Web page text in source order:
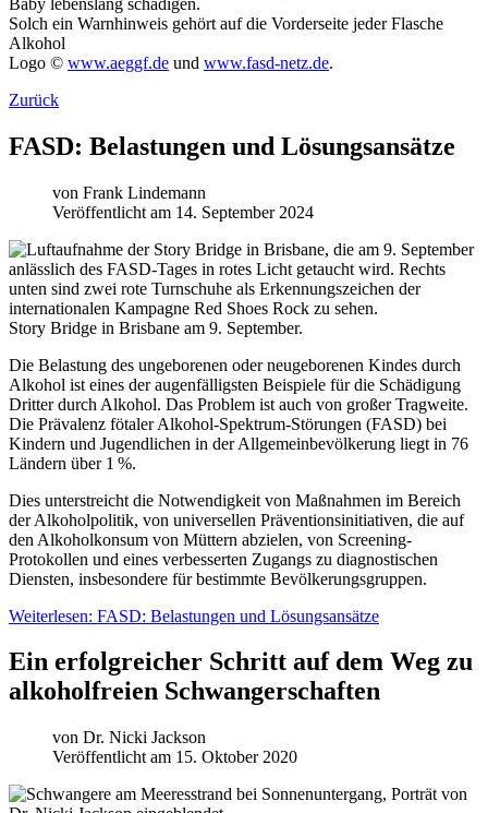
Solch ein Warnhinweis gehört auf die Vorderseite jeder Flasche
Alkohol
Logo © www.aeggf.de und www.fasd-netz.de.
Zurück
FASD: Belastungen und Lösungsansätze
von Frank Lindemann
Veröffentlicht am 14. September 2024
Story Bridge in Brisbane am 9. September.
Die Belastung des ungeborenen oder neugeborenen Kindes durch
Alkohol ist eines der augenfälligsten Beispiele für die Schädigung
Dritter durch Alkohol. Das Problem ist auch von großer Tragweite.
Die Prävalenz fötaler Alkohol-Spektrum-Störungen (FASD) bei
Kindern und Jugendlichen in der Allgemeinbevölkerung liegt in 76
Ländern über 1 %.
Dies unterstreicht die Notwendigkeit von Maßnahmen im Bereich
der Alkoholpolitik, von universellen Präventionsinitiativen, die auf
den Alkoholkonsum von Müttern abzielen, von Screening-
Protokollen und eines verbesserten Zugangs zu diagnostischen
Diensten, insbesondere für bestimmte Bevölkerungsgruppen.
Weiterlesen: FASD: Belastungen und Lösungsansätze
Ein erfolgreicher Schritt auf dem Weg zu
alkoholfreien Schwangerschaften
von Dr. Nicki Jackson
Veröffentlicht am 15. Oktober 2020